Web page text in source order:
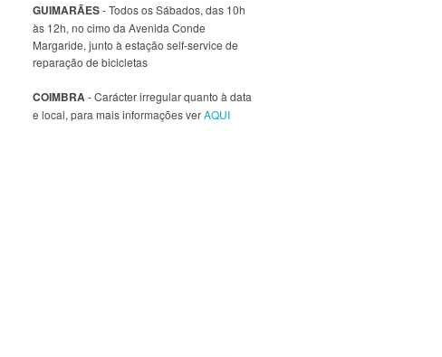
GUIMARÃES- Todos os Sábados, das 10h
às 12h, no cimo da Avenida Conde
Margaride, junto à estação self-service de
reparação de bicicletas
COIMBRA- Carácter irregular quanto à data
e local, para mais informações verAQUI